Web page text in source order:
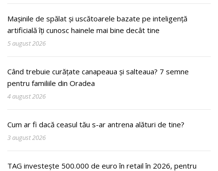
Mașinile de spălat și uscătoarele bazate pe inteligență
artificială îți cunosc hainele mai bine decât tine
5 august 2026
Când trebuie curățate canapeaua și salteaua? 7 semne
pentru familiile din Oradea
4 august 2026
Cum ar fi dacă ceasul tău s-ar antrena alături de tine?
3 august 2026
TAG investește 500.000 de euro în retail în 2026, pentru